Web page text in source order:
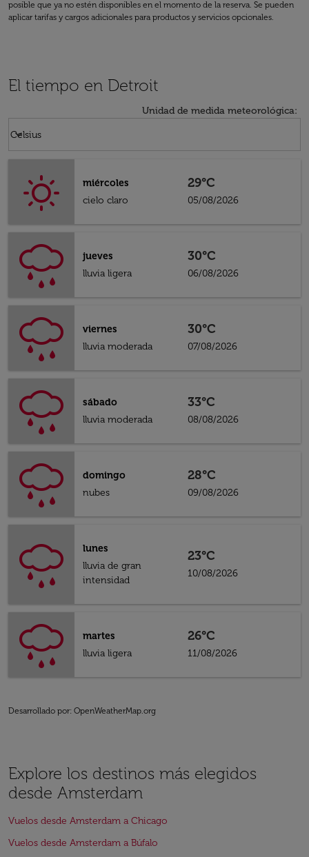
posible que ya no estén disponibles en el momento de la reserva. Se pueden
aplicar tarifas y cargos adicionales para productos y servicios opcionales.
El tiempo en Detroit
Unidad de medida meteorológica:
Celsius
keyboard_arrow_down
miércoles
cielo claro
29°C
05/08/2026
jueves
lluvia ligera
30°C
06/08/2026
viernes
lluvia moderada
30°C
07/08/2026
sábado
lluvia moderada
33°C
08/08/2026
domingo
nubes
28°C
09/08/2026
lunes
lluvia de gran
intensidad
23°C
10/08/2026
martes
lluvia ligera
26°C
11/08/2026
Desarrollado por: OpenWeatherMap.org
Explore los destinos más elegidos
desde Amsterdam
Vuelos desde Amsterdam a Chicago
Vuelos desde Amsterdam a Búfalo